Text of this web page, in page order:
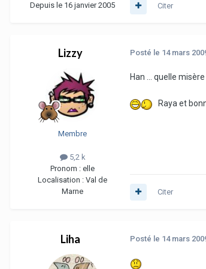
Depuis le 16 janvier 2005
Citer
Lizzy
Membre
5,2 k
Pronom : elle
Localisation : Val de
Marne
Posté le 14 mars
Han ... quelle misère
Raya et
Citer
Liha Posté le 14 mars